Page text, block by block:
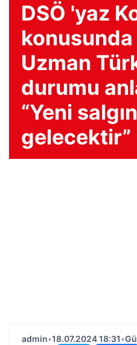
DSÖ 'yaz
konusunda
Uzman
durumu
“Yeni
gelecektir”
admin•18.07.2024 18:31•